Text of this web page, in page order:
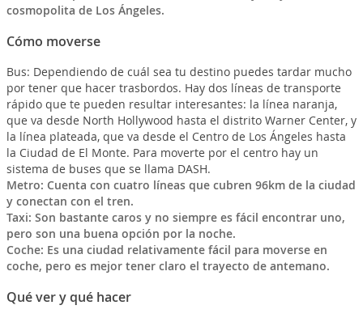
cosmopolita de Los Ángeles.
Cómo moverse
Bus: Dependiendo de cuál sea tu destino puedes tardar mucho
por tener que hacer trasbordos. Hay dos líneas de transporte
rápido que te pueden resultar interesantes: la línea naranja,
que va desde North Hollywood hasta el distrito Warner Center, y
la línea plateada, que va desde el Centro de Los Ángeles hasta
la Ciudad de El Monte. Para moverte por el centro hay un
sistema de buses que se llama DASH.
Metro: Cuenta con cuatro líneas que cubren 96km de la ciudad
y conectan con el tren.
Taxi: Son bastante caros y no siempre es fácil encontrar uno,
pero son una buena opción por la noche.
Coche: Es una ciudad relativamente fácil para moverse en
coche, pero es mejor tener claro el trayecto de antemano.
Qué ver y qué hacer